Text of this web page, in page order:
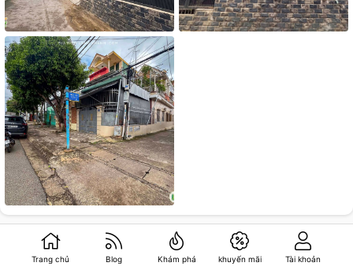
Trang chủ Blog Khám phá khuyến mãi Tài khoản